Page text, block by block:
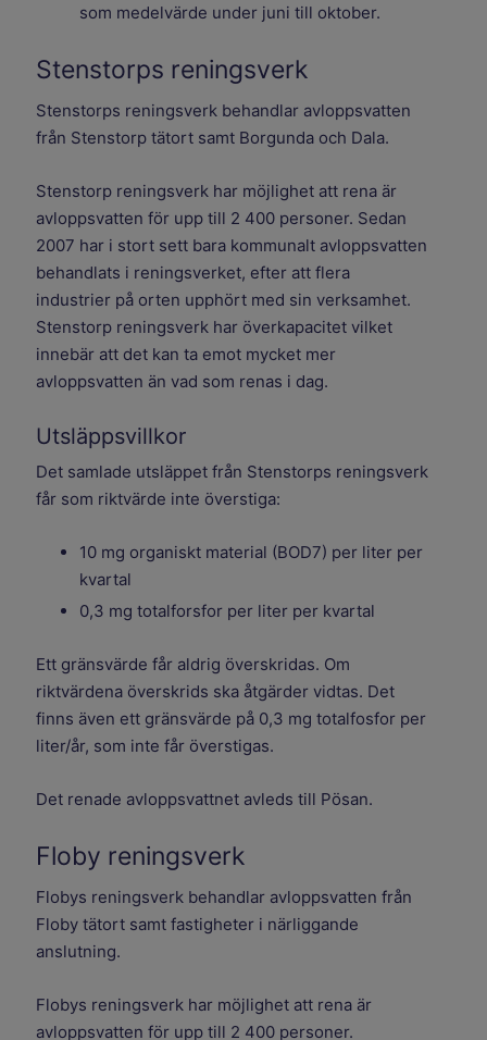
som medelvärde under juni till oktober.
Stenstorps reningsverk
Stenstorps reningsverk behandlar avloppsvatten
från Stenstorp tätort samt Borgunda och Dala.
Stenstorp reningsverk har möjlighet att rena är
avloppsvatten för upp till 2 400 personer. Sedan
2007 har i stort sett bara kommunalt avloppsvatten
behandlats i reningsverket, efter att flera
industrier på orten upphört med sin verksamhet.
Stenstorp reningsverk har överkapacitet vilket
innebär att det kan ta emot mycket mer
avloppsvatten än vad som renas i dag.
Utsläppsvillkor
Det samlade utsläppet från Stenstorps reningsverk
får som riktvärde inte överstiga:
10 mg organiskt material (BOD7) per liter per
kvartal
0,3 mg totalforsfor per liter per kvartal
Ett gränsvärde får aldrig överskridas. Om
riktvärdena överskrids ska åtgärder vidtas. Det
finns även ett gränsvärde på 0,3 mg totalfosfor per
liter/år, som inte får överstigas.
Det renade avloppsvattnet avleds till Pösan.
Floby reningsverk
Flobys reningsverk behandlar avloppsvatten från
Floby tätort samt fastigheter i närliggande
anslutning.
Flobys reningsverk har möjlighet att rena är
avloppsvatten för upp till 2 400 personer.